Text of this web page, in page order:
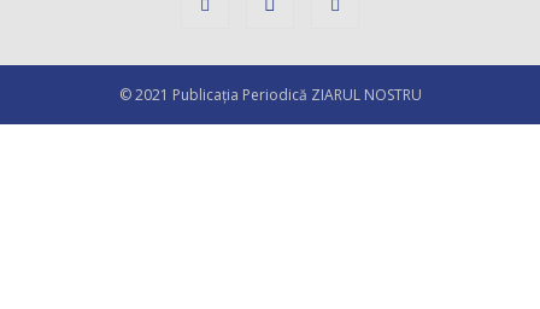
© 2021 Publicaţia Periodică ZIARUL NOSTRU